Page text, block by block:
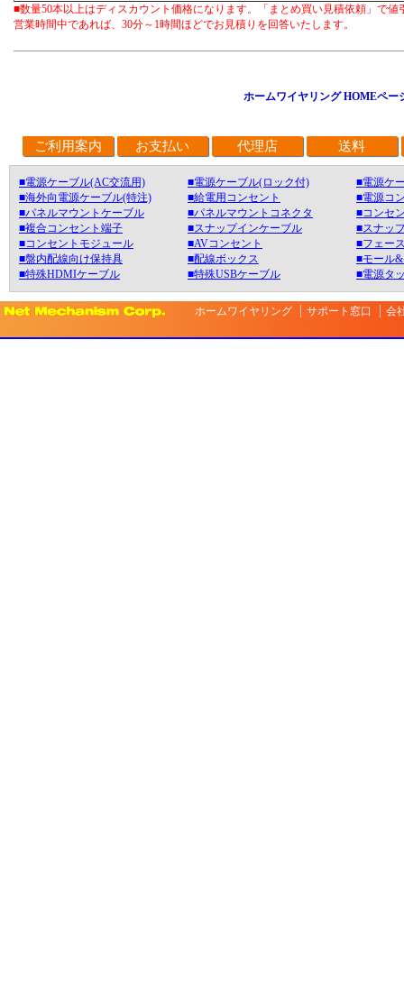
■数量50本以上はディスカウント価格になります。「まとめ買い見積依頼」で値
営業時間中であれば、30分～1時間ほどでお見積りを回答いたします。
ホームワイヤリング HOMEペー
ご利用案内 お支払い 代理店 送料
■電源ケーブル(AC交流用) ■電源ケーブル(ロック付)
■電源ケ
■海外向電源ケーブル(特注)
■給電用コンセント
■電源コ
■パネルマウントケーブル
■パネルマウントコネクタ
■コンセ
■複合コンセント端子
■スナップインケーブル
■スナッ
■コンセントモジュール
■AVコンセント
■フェー
■盤内配線向け保持具
■配線ボックス
■モール
■特殊HDMIケーブル
■特殊USBケーブル ■電源タ
ホームワイヤリング サポート窓口 会